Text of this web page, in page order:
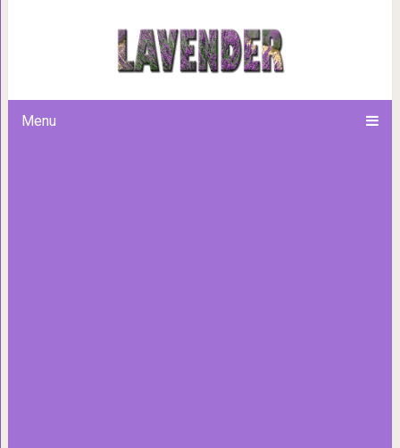
Menu
Сборник шепотков